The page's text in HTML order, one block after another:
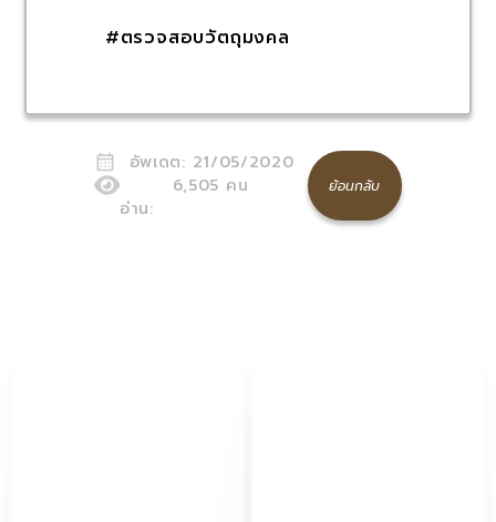
#ตรวจสอบวัตถุมงคล
อัพเดต: 21/05/2020
อ่าน:
6,505 คน ย้อนกลับ